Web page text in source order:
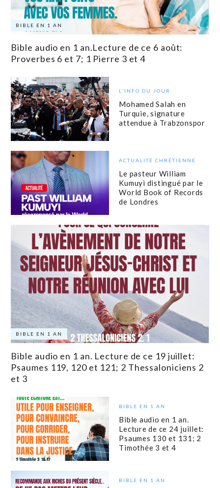
BIBLE EN 1 AN
Bible audio en 1 an.Lecture de ce 6 août:
Proverbes 6 et 7; 1 Pierre 3 et 4
L'INFO DU JOUR
Mohamed Salah en
Turquie, signature
attendue à Trabzonspor
ACTUALITÉ CHRÉTIENNE
Le pasteur William
Kumuyi distingué par le
World Book of Records
de Londres
BIBLE EN 1 AN
Bible audio en 1 an. Lecture de ce 19 juillet:
Psaumes 119, 120 et 121; 2 Thessaloniciens 2
et 3
BIBLE EN 1 AN
Bible audio en 1 an.
Lecture de ce 24 juillet:
Psaumes 130 et 131; 2
Timothée 3 et 4
BIBLE EN 1 AN